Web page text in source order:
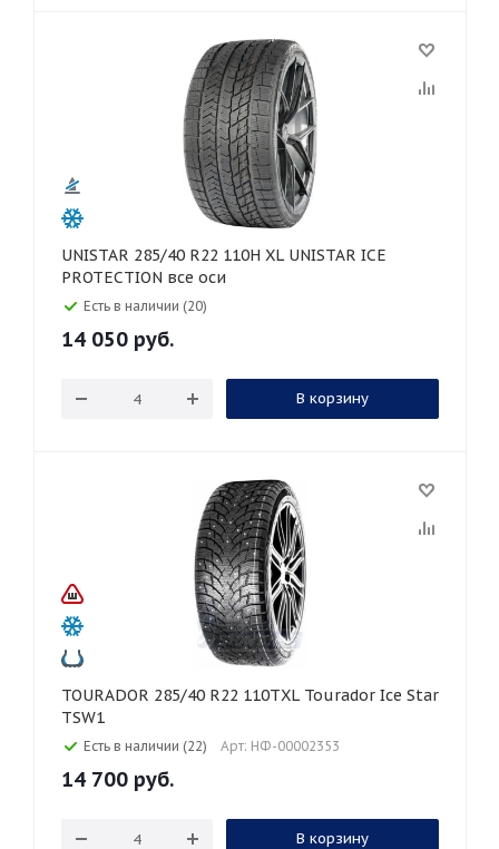
UNISTAR 285/40 R22 110H XL UNISTAR ICE
PROTECTION все оси
Есть в наличии (20)
14 050 руб.
В корзину
TOURADOR 285/40 R22 110TXL Tourador Ice Star
TSW1
Есть в наличии (22) Арт: НФ-00002353
14 700 руб.
В корзину